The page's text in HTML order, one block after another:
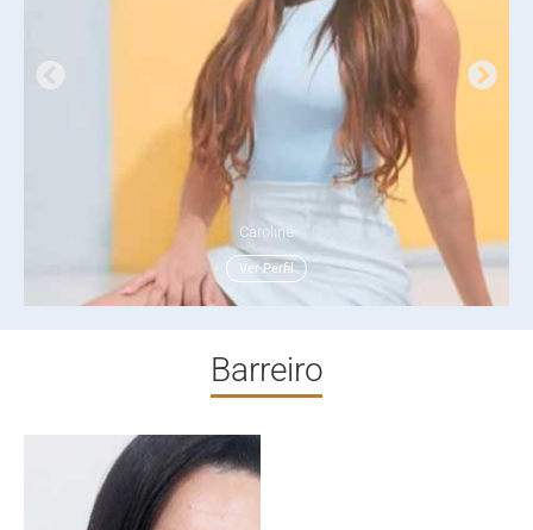
Caroline
Ver Perfil
Barreiro